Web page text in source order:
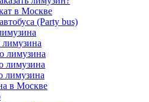
в Москве
(Party bus)
лимузина
лимузина
лимузина
лимузина
в Москве